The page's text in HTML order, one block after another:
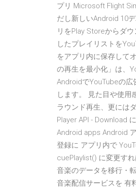
プリ Microsoft Flight
だし新しいAndroid 10
リをPlay Storeからダ
したプレイリストを
をアプリ内に保存して
の再生を最小化」は、
AndroidでYouTubeの
します。 見た目や使用
ラウンド再生、更には
Player API - Download
Android apps Android
登録に アプリ内で
cuePlaylist() に変更す
音楽のデータを移行・
音楽配信サービスを 有